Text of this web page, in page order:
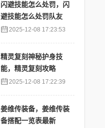
闪避技能怎么处罚，闪
避技能怎么处罚队友
2025-12-08 17:23:53
精灵复刻神秘护身技
能，精灵复刻攻略
2025-12-08 17:22:39
姜维传装备，姜维传装
备搭配一览表最新